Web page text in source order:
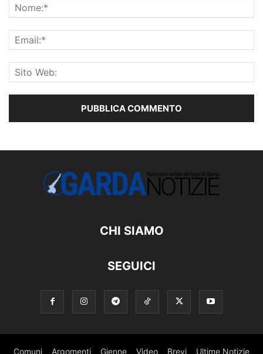
CHI SIAMO
SEGUICI
Comuni Argomenti Gienne Video Brevi Ultime Notizie